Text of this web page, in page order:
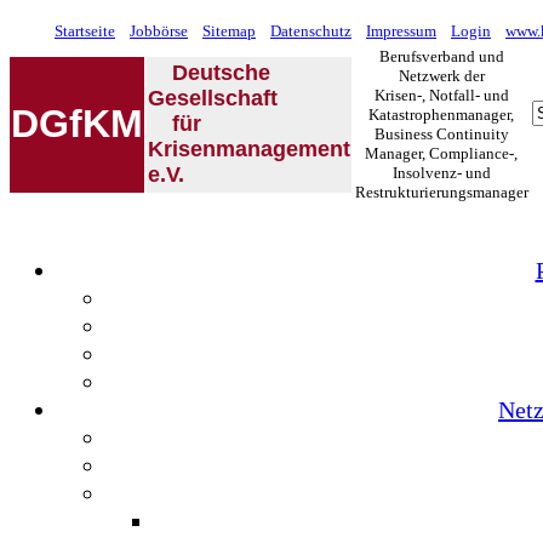
Startseite Jobbörse Sitemap Datenschutz Impressum Login
DGfKM
Deutsche
Gesellschaft
für
Krisenmanagement
e.V.
Berufsverband und
Netzwerk der
Krisen-, Notfall- und
Katastrophenmanager,
Business Continuity
Manager, Compliance-,
Insolvenz- und
Restrukturierungsmanager